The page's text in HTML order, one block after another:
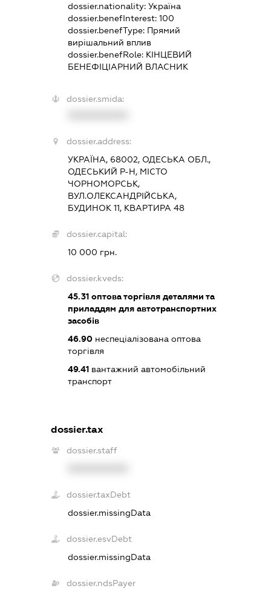
dossier.nationality: Україна
dossier.benefInterest: 100
dossier.benefType: Прямий
вирішальний вплив
dossier.benefRole: КІНЦЕВИЙ
БЕНЕФІЦІАРНИЙ ВЛАСНИК
dossier.smida:
dossier.address:
УКРАЇНА, 68002, ОДЕСЬКА ОБЛ.,
ОДЕСЬКИЙ Р-Н, МІСТО
ЧОРНОМОРСЬК,
ВУЛ.ОЛЕКСАНДРІЙСЬКА,
БУДИНОК 11, КВАРТИРА 48
dossier.capital:
10 000 грн.
dossier.kveds:
45.31оптова торгівля деталями та
приладдям для автотранспортних
засобів
46.90неспеціалізована оптова
торгівля
49.41вантажний автомобільний
транспорт
dossier.tax
dossier.staff
dossier.taxDebt
dossier.missingData
dossier.esvDebt
dossier.missingData
dossier.ndsPayer